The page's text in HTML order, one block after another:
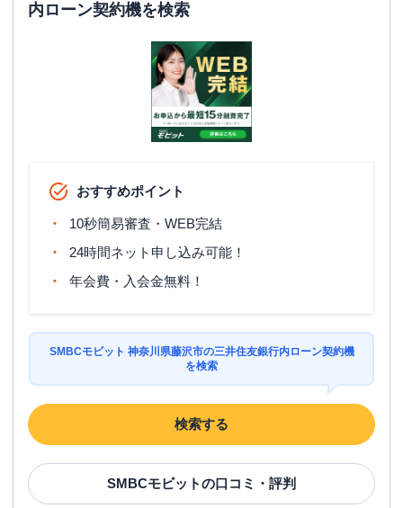
内ローン契約機を検索
おすすめポイント
10秒簡易審査・WEB完結
24時間ネット申し込み可能！
年会費・入会金無料！
SMBCモビット 神奈川県藤沢市の三井住友銀行内ローン契約機
を検索
検索する
SMBCモビットの口コミ・評判